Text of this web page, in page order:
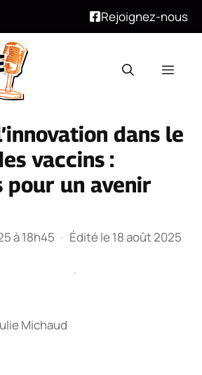
Rejoignez-nous
dans le
vaccins :
pour un avenir
à 18h45 · Édité le 18 août 2025
Michaud
·